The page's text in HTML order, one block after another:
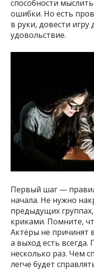
способности
ошибки. Но есть
в руки, довести
удовольствие.
Первый шаг —
начала. Не нужно
предыдущих
криками. Помните,
Актёры не причинят
а выход есть
несколько раз. Чем
легче будет